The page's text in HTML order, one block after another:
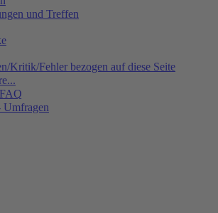
und Treffen
Kritik/Fehler bezogen auf diese Seite